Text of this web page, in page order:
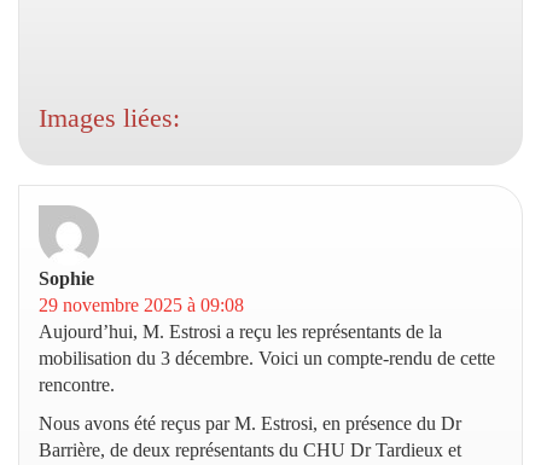
Images liées:
Sophie
29 novembre 2025 à 09:08
Aujourd’hui, M. Estrosi a reçu les représentants de la
mobilisation du 3 décembre. Voici un compte-rendu de cette
rencontre.
Nous avons été reçus par M. Estrosi, en présence du Dr
Barrière, de deux représentants du CHU Dr Tardieux et